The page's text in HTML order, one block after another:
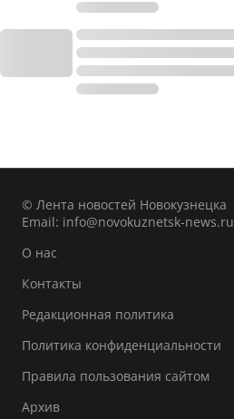
© Лента новостей Новокузнецка
Email: info@novokuznetsk-news.ru
О нас
Контакты
Редакционная политика
Политика конфиденциальности
Правила пользования сайтом
Архив